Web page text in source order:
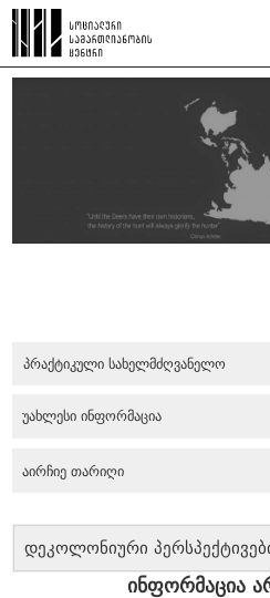
პრაქტიკული სახელმძღვანელო
დეკოლონიური
უახლესი ინფორმაცია
ინფორმაცია